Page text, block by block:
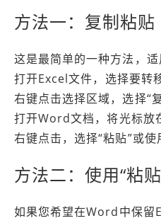
方法一：复制粘贴
这是最简单的一种方法，适
打开Excel文件，选择要转
右键点击选择区域，选择“
打开Word文档，将光标放
右键点击，选择“粘贴”或使
方法二：使用“粘
如果您希望在Word中保留